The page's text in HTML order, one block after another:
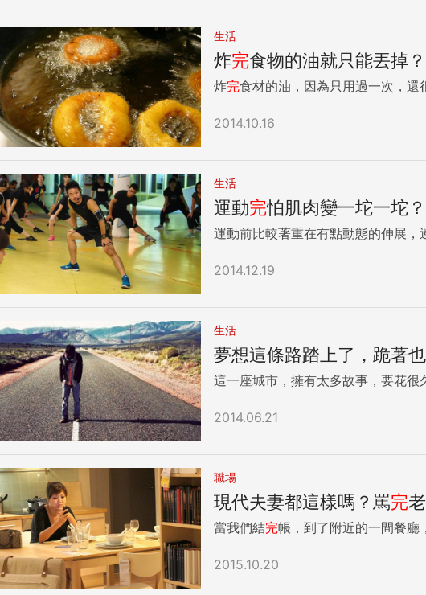
生活
炸完食物的油就只能丟掉
炸完食材的油，因為只用過一次，還
2014.10.16
生活
運動完怕肌肉變一坨一坨
運動前比較著重在有點動態的伸展
2014.12.19
生活
夢想這條路踏上了，跪著
這一座城市，擁有太多故事，要花很
2014.06.21
職場
現代夫妻都這樣嗎？罵完
當我們結完帳，到了附近的一間餐廳
2015.10.20